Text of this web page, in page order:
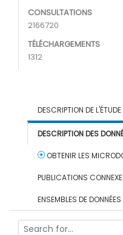
CONSULTATIONS
2166720
TÉLÉCHARGEMENTS
1312
DESCRIPTION DE L'ÉTUDE
DESCRIPTION DES
OBTENIR LES
PUBLICATIONS
ENSEMBLES DE